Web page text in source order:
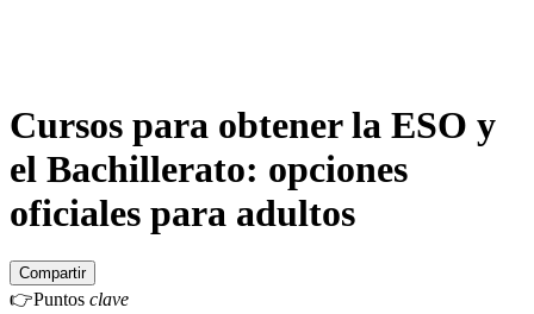
Cursos para obtener la ESO y
el Bachillerato: opciones
oficiales para adultos
Compartir
👉Puntos clave